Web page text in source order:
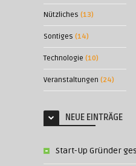
Nützliches (13)
Sontiges (14)
Technologie (10)
Veranstaltungen (24)
NEUE EINTRÄGE
Start-Up Gründer